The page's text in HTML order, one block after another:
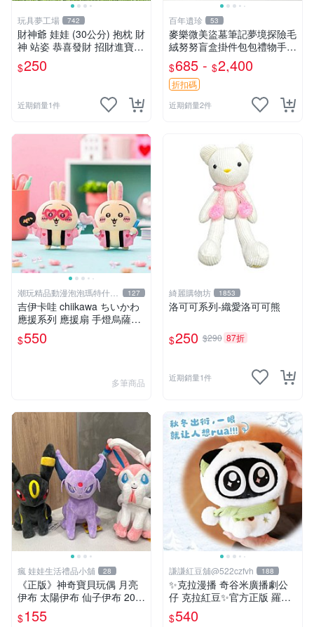
玩具夢工場 742
財神爺 娃娃 (30公分) 抱枕 財
神 站姿 恭喜發財 招財進寶
金元寶
$250
近期銷量1件
百年遺珍 53
麥樂微美盜墓筆記夢境探險毛
絨努努盲盒掛件包包禮物手辦
新到家 憶境探險系列 張起靈
喵喵款 吳邪狗狗款 王胖子熊
熊款
$685 - $2,400
折扣碼
近期銷量2件
潮玩精品動漫泡泡瑪特什麼
都有
127
吉伊卡哇 chiikawa ちいかわ
應援系列 應援扇 手燈烏薩奇
兔兔 水汪汪大眼兔兔 吊飾 掛
飾
$550
多筆商品
綺麗購物坊 1853
洛可可系列-織愛洛可可熊
$250 $290 87折
近期銷量1件
瘋 娃娃生活禮品小舖 28
《正版》神奇寶貝玩偶 月亮
伊布 太陽伊布 仙子伊布 20公
分 寶可夢娃娃 POKÉMON
$155
謙謙紅豆舖@522czfvh 188
✨克拉漫播 奇谷米廣播劇公
仔 克拉紅豆✨官方正版 羅小
黑戰記暖暖雪人毛絨包
$540